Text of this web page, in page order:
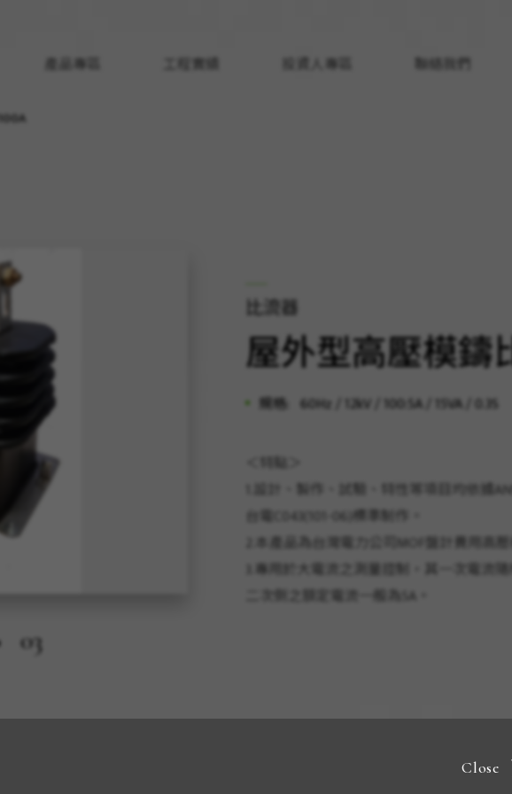
產品專區 工程實績 投資人專區 聯絡我們
03
比流器
屋外型高壓模鑄
規格: 60Hz / 12kV / 100:5A / 15VA / 0.3S
＜特點＞
1.設計、製作、試驗、特性等項目均依據
台電C043(101-06)標準制作。
2.本產品為台灣電力公司MOF盤計費用高壓
3.專用於大電流之測量控制，其一次電流
Close